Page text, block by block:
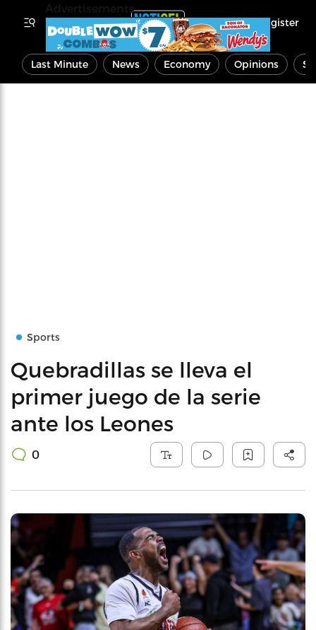
Register
Last Minute News Economy Opinions
Sports
Quebradillas se lleva el
primer juego de la serie
ante los Leones
0
Advertisements